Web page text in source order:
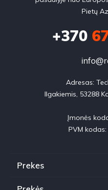
Pietų
+370
Adresas:
Ilgakiemis, 53288
Įmonės
PVM
Prekes